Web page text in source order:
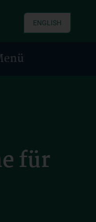
ENGLISH
für